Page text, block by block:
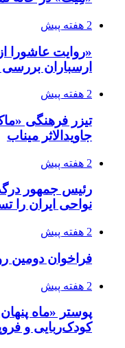
2 هفته پیش
«روایت عاشورا
ارسباران
2 هفته پیش
تیزر فرهنگی
جاویدالاثر میناب
2 هفته پیش
رئیس جمهور
نواحی ایران را
2 هفته پیش
فراخوان دومین
2 هفته پیش
پوستر «ماه
کودک‌ربایی و